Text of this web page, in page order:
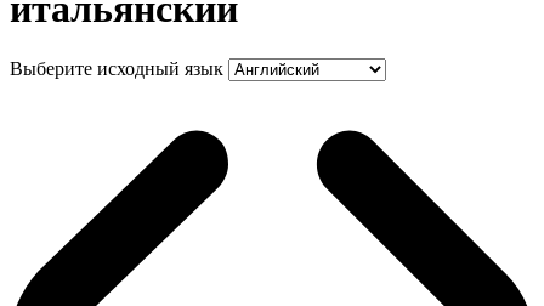
итальянский
Выберите исходный язык